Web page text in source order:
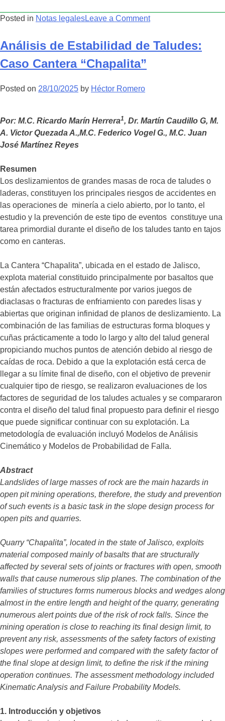
Posted in Notas legalesLeave a Commenton
Legales
de
Análisis de Estabilidad de Taludes:
Caso Cantera “Chapalita”
Posted on 28/10/2025 by Héctor Romero
Por: M.C. Ricardo Marín Herrera1, Dr. Martín Caudillo G, M.
A. Victor Quezada A.,M.C. Federico Vogel G., M.C. Juan
José Martínez Reyes
Resumen
Los deslizamientos de grandes masas de roca de taludes o
laderas, constituyen los principales riesgos de accidentes en
las operaciones de minería a cielo abierto, por lo tanto, el
estudio y la prevención de este tipo de eventos constituye una
tarea primordial durante el diseño de los taludes tanto en tajos
como en canteras.
La Cantera “Chapalita”, ubicada en el estado de Jalisco,
explota material constituido principalmente por basaltos que
están afectados estructuralmente por varios juegos de
diaclasas o fracturas de enfriamiento con paredes lisas y
abiertas que originan infinidad de planos de deslizamiento. La
combinación de las familias de estructuras forma bloques y
cuñas prácticamente a todo lo largo y alto del talud general
propiciando muchos puntos de atención debido al riesgo de
caídas de roca. Debido a que la explotación está cerca de
llegar a su límite final de diseño, con el objetivo de prevenir
cualquier tipo de riesgo, se realizaron evaluaciones de los
factores de seguridad de los taludes actuales y se compararon
contra el diseño del talud final propuesto para definir el riesgo
que puede significar continuar con su explotación. La
metodología de evaluación incluyó Modelos de Análisis
Cinemático y Modelos de Probabilidad de Falla.
Abstract
Landslides of large masses of rock are the main hazards in
open pit mining operations, therefore, the study and prevention
of such events is a basic task in the slope design process for
open pits and quarries.
Quarry “Chapalita”, located in the state of Jalisco, exploits
material composed mainly of basalts that are structurally
affected by several sets of joints or fractures with open, smooth
walls that cause numerous slip planes. The combination of the
families of structures forms numerous blocks and wedges along
almost in the entire length and height of the quarry, generating
numerous alert points due of the risk of rock falls. Since the
mining operation is close to reaching its final design limit, to
prevent any risk, assessments of the safety factors of existing
slopes were performed and compared with the safety factor of
the final slope at design limit, to define the risk if the mining
operation continues. The assessment methodology included
Kinematic Analysis and Failure Probability Models.
1. Introducción y objetivos